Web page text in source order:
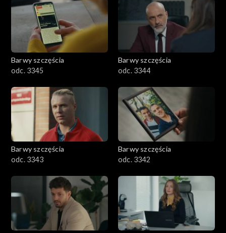
Barwy szczęścia
odc. 3345
Barwy szczęścia
odc. 3344
Barwy szczęścia
odc. 3343
Barwy szczęścia
odc. 3342